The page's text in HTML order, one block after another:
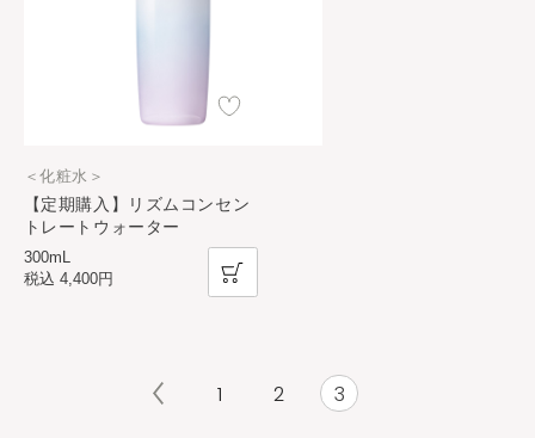
【定期購入】リズムコンセン
トレートウォーター
＜化粧水＞
300mL
税込 4,400円
1 2 3